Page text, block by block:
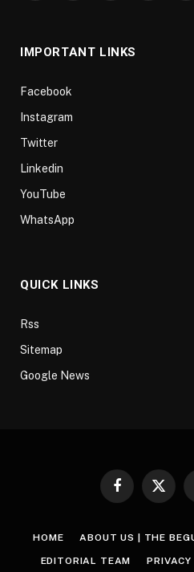
IMPORTANT LINKS
Facebook
Instagram
Twitter
Linkedin
YouTube
WhatsApp
QUICK LINKS
Rss
Sitemap
Google News
Facebook
X
HOME ABOUT US | THE
EDITORIAL TEAM